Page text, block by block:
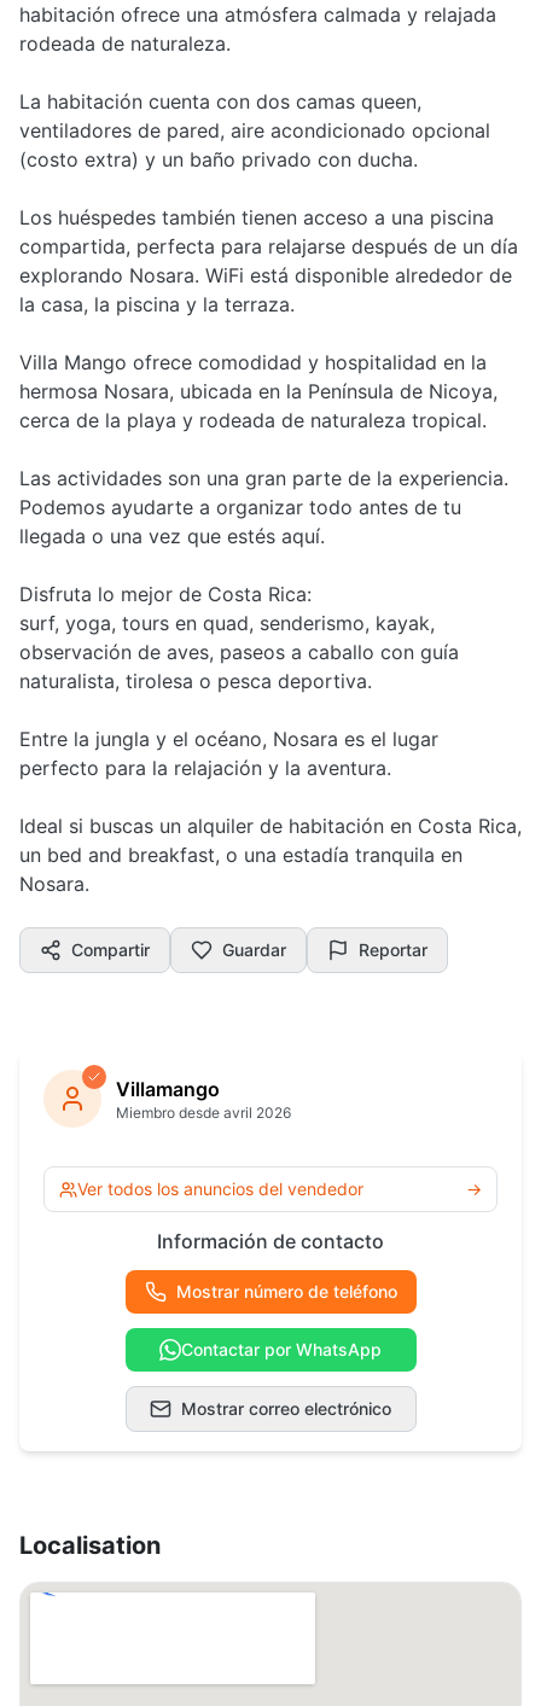
habitación ofrece una atmósfera calmada y relajada
rodeada de naturaleza.
La habitación cuenta con dos camas queen,
ventiladores de pared, aire acondicionado opcional
(costo extra) y un baño privado con ducha.
Los huéspedes también tienen acceso a una piscina
compartida, perfecta para relajarse después de un día
explorando Nosara. WiFi está disponible alrededor de
la casa, la piscina y la terraza.
Villa Mango ofrece comodidad y hospitalidad en la
hermosa Nosara, ubicada en la Península de Nicoya,
cerca de la playa y rodeada de naturaleza tropical.
Las actividades son una gran parte de la experiencia.
Podemos ayudarte a organizar todo antes de tu
llegada o una vez que estés aquí.
Disfruta lo mejor de Costa Rica:
surf, yoga, tours en quad, senderismo, kayak,
observación de aves, paseos a caballo con guía
naturalista, tirolesa o pesca deportiva.
Entre la jungla y el océano, Nosara es el lugar
perfecto para la relajación y la aventura.
Ideal si buscas un alquiler de habitación en Costa Rica,
un bed and breakfast, o una estadía tranquila en
Nosara.
Compartir Guardar Reportar
Villamango
Miembro desde avril 2026
Ver todos los anuncios del vendedor →
Información de contacto
Mostrar número de teléfono
Contactar por WhatsApp
Mostrar correo electrónico
Localisation